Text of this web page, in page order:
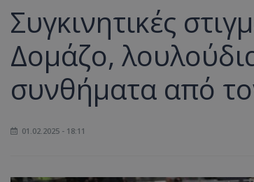
Συγκινητικές
Δομάζο,
συνθήματα από
01.02.2025 - 18:11